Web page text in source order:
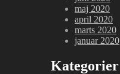
maj 2020
april 2020
marts 2020
januar 2020
Kategorier